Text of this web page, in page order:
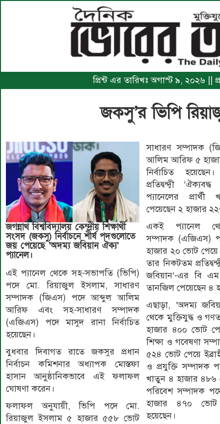
প্রিন্ট এর তারিখঃ অগাস্ট ৯, ২০২৬ ||
জকসু’র ভিপি
জগন্নাথ বিশ্ববিদ্যালয় কেন্দ্রীয় শিক্ষার্থী
সংসদ (জকসু) নির্বাচনে শীর্ষ পদগুলোতে
জয় পেয়েছে ‘অদম্য জবিয়ান ঐক্য’
প্যানেল।
এই প্যানেল থেকে সহ-সভাপতি (ভিপি)
পদে মো. রিয়াজুল ইসলাম, সাধারণ
সম্পাদক (জিএস) পদে আব্দুল আলিম
আরিফ এবং সহ-সাধারণ সম্পাদক
(এজিএস) পদে মাসুদ রানা নির্বাচিত
হয়েছেন।
বুধবার দিবাগত রাতে জকসুর প্রধান
নির্বাচন কমিশনার অধ্যাপক মোস্তফা
হাসান আনুষ্ঠানিকভাবে এই ফলাফল
ঘোষণা করেন।
ফলাফল অনুযায়ী, ভিপি পদে মো.
রিয়াজুল ইসলাম ৫ হাজার ৫৫৮ ভোট
সাধারণ সম্পাদক
আলিম আরিফ ৫
নির্বাচিত
প্রতিদ্বন্দ্বী
প্যানেলের
পেয়েছেন ২ হাজার
একই প্যানেল
সম্পাদক (এজিএস)
হাজার ২০ ভোট পেয়ে
তার নিকটতম
জবিয়ান’-এর বি
তানজিল পেয়েছেন ৪
এছাড়া, ‘অদম্য
থেকে মুক্তিযুদ্ধ ও
হাজার ৪০০ ভোট
শিক্ষা ও গবেষণা
৫২৪ ভোট পেয়ে
ও প্রযুক্তি সম্পাদক
খাতুন ৪ হাজার ৪৮৬
পরিবেশ সম্পাদক
হাজার ৪৭০ ভোট
হয়েছেন।